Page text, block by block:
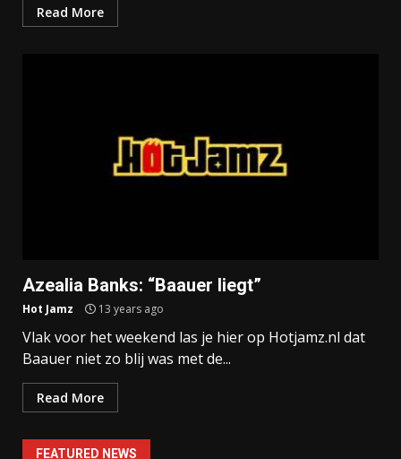
Read More
Azealia Banks: “Baauer liegt”
Hot Jamz 13 years ago
Vlak voor het weekend las je hier op Hotjamz.nl dat
Baauer niet zo blij was met de...
Read More
FEATURED NEWS